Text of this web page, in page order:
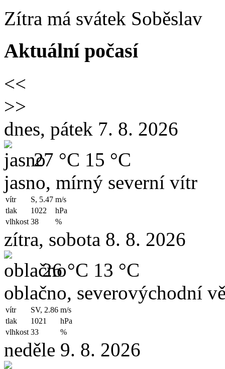
Zítra má svátek Soběslav
Aktuální počasí
<<
>>
dnes, pátek 7. 8. 2026
27 °C 15 °C
jasno, mírný severní vítr
vítr S, 5.47 m/s
tlak
1022
hPa
vlhkost 38 %
zítra, sobota 8. 8. 2026
26 °C 13 °C
oblačno, severovýchodní
vítr SV, 2.86 m/s
tlak
1021
hPa
vlhkost 33 %
neděle 9. 8. 2026